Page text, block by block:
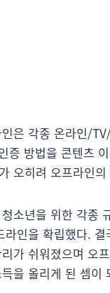
은 각종 온라인/
증 방법을 콘텐츠
오히려 오프라인
소년을 위한 각종
라인을 확립했다.
가 쉬워졌으며 오
을 올리게 된 셈이